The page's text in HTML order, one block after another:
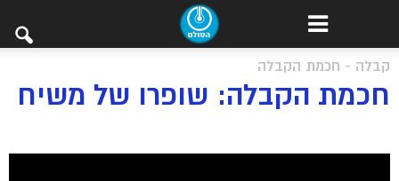
קבלה - חכמת הקבלה
חכמת הקבלה: שופרו של משיח